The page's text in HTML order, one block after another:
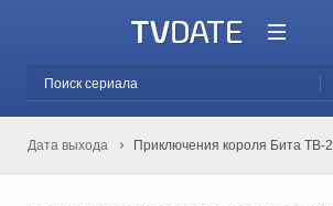
Дата выхода Приключения короля Бита ТВ-2